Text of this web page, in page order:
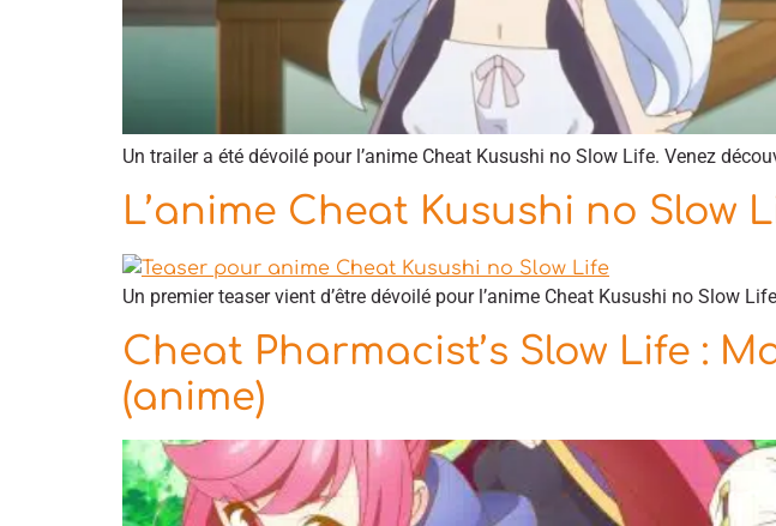
Un trailer a été dévoilé pour l’anime Cheat Kusushi no Slow Life. Venez
L’anime Cheat Kusushi no Slow
Un premier teaser vient d’être dévoilé pour l’anime Cheat Kusushi no Slow
Cheat Pharmacist’s Slow Life :
(anime)